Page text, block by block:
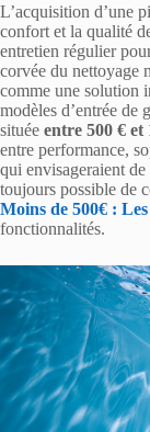
L’acquisition d’une
confort et la qualité
entretien régulier
corvée du nettoyage
comme une solution
modèles d’entrée de
située entre 500 € et
entre performance,
qui envisageraient
toujours possible de
Moins de 500€ :
fonctionnalités.